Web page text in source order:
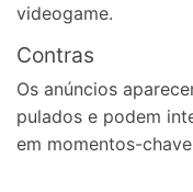
videogame.
Contras
Os anúncios
pulados e podem
em momentos-